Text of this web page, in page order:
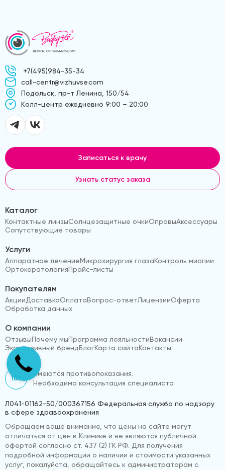
+7(495)984-35-34
call-centr@vizhuvse.com
Подольск, пр-т Ленина, 150/54
Kолл-центр ежедневно 9:00 – 20:00
Записаться к врачу
Узнать статус заказа
Каталог
Контактные линзыСолнцезащитные очкиОправыАксессуары
Сопутствующие товары
Услуги
Аппаратное лечениеМикрохирургия глазаКонтроль миопии
ОртокератологияПрайс-листы
Покупателям
АкцииДоставкаОплатаВопрос-ответЛицензииОферта
Обработка данных
О компании
ОтзывыПочему мыПрограмма лояльностиВакансии
Эксклюзивный брендБлогКарта сайтаКонтакты
18+
Имеются противопоказания.
Необходима консультация специалиста
Л041-01162-50/000367156 Федеральная служба по надзору
в сфере здравоохранения
Обращаем ваше внимание, что цены на сайте могут
отличаться от цен в Клинике и не являются публичной
офертой согласно ст. 437 (2) ГК РФ. Для получения
подробной информации о наличии и стоимости указанных
услуг, пожалуйста, обращайтесь к администраторам с